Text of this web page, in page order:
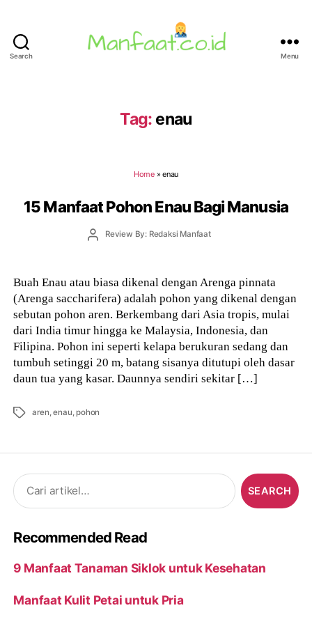
Search Menu
Tag: enau
Home»enau
15 Manfaat Pohon Enau Bagi Manusia
PostReview By: Redaksi Manfaat
Buah Enau atau biasa dikenal dengan Arenga pinnata
(Arenga saccharifera) adalah pohon yang dikenal dengan
sebutan pohon aren. Berkembang dari Asia tropis, mulai
dari India timur hingga ke Malaysia, Indonesia, dan
Filipina. Pohon ini seperti kelapa berukuran sedang dan
tumbuh setinggi 20 m, batang sisanya ditutupi oleh dasar
daun tua yang kasar. Daunnya sendiri sekitar […]
Tags aren,enau,pohon
Search
for:
Recommended Read
9 Manfaat Tanaman Siklok untuk Kesehatan
Manfaat Kulit Petai untuk Pria